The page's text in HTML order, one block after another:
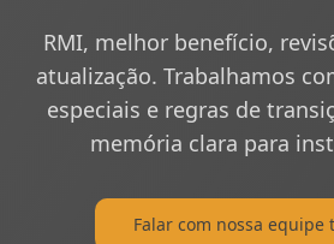
RMI, melhor benefício,
atualização. Trabalhamos
especiais e regras de
memória clara para
Falar com nossa equipe